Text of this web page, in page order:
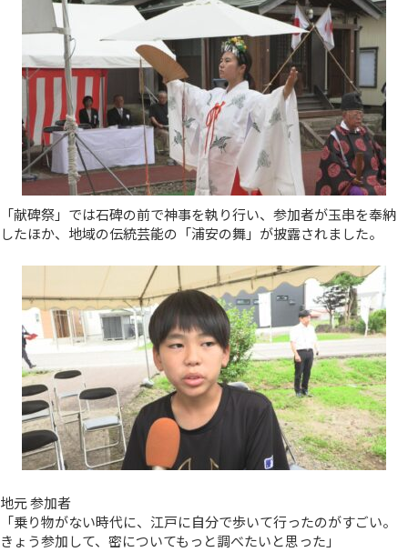
「献碑祭」では石碑の前で神事を執り行い、参加者が玉串を奉納
したほか、地域の伝統芸能の「浦安の舞」が披露されました。
地元 参加者
「乗り物がない時代に、江戸に自分で歩いて行ったのがすごい。
きょう参加して、密についてもっと調べたいと思った」